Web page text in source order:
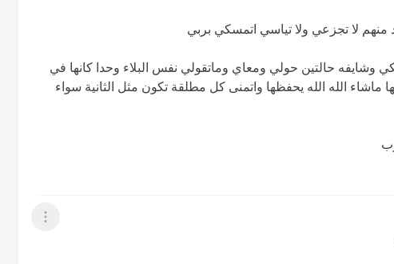
منهم لا تجزعي ولا تياسي اتمسكي بربي
وشايفه حالتين حولي ومعاي وماتقولي نفس البلاء وحدا كانها في
ماشاء الله الله يحفظها واتمنى كل مطلقة تكون مثل الثانية سواء
عرض القائمة